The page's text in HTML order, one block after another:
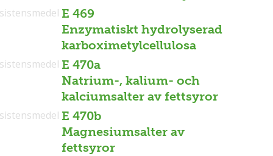
E 469
Enzymatiskt hydrolyserad
karboximetylcellulosa
E 470a
Natrium-, kalium- och
kalciumsalter av fettsyror
E 470b
Magnesiumsalter av
fettsyror